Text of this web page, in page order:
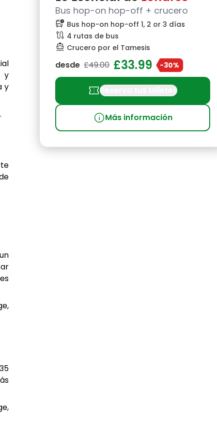
y
y
Bus hop-on hop-off + crucero
bus_alert Bus hop-on hop-off 1, 2 or 3 días
route 4 rutas de bus
directions_boat Crucero por el Tamesis
desde £49.00 £33.99 -30%
confirmation_numberReserva tus billetes
infoMás información